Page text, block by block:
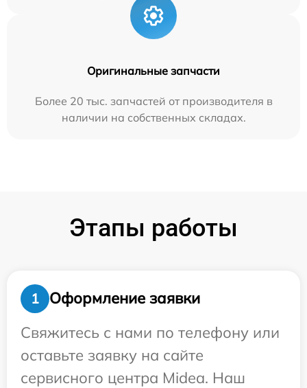
Оригинальные запчасти
Более 20 тыс. запчастей от производителя в
наличии на собственных складах.
Этапы работы
1
Оформление заявки
Свяжитесь с нами по телефону или
оставьте заявку на сайте
сервисного центра Midea. Наш